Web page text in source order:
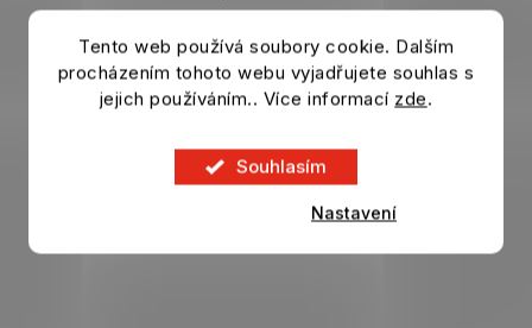
Tento web používá soubory cookie. Dalším
procházením tohoto webu vyjadřujete souhlas s
jejich používáním.. Více informací zde.
Souhlasím
Nastavení
549 Kč DETAIL